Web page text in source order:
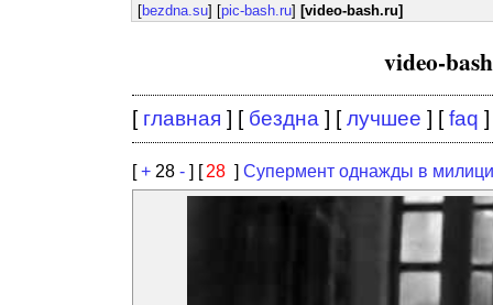
[bezdna.su] [pic-bash.ru] [video-bash.ru]
video-
[ главная ] [ бездна ] [лучшее ] [faq ]
[+ 28 - ] [ 28 ] Супермент однажды в